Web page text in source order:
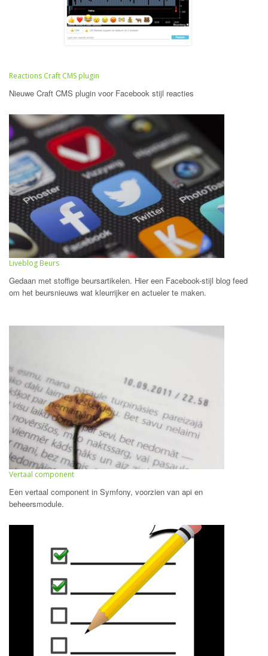
Reactions Craft CMS plugin
Nieuwe Craft CMS plugin voor Facebook stijl reacties
Liveblog Beurs
Gedaan met stoffige beursartikelen. Hier een Facebook-stijl blog feed
om het beursnieuws wat kleurrijker en actueler te maken.
Vertaal component
Een vertaal component in Symfony, voorzien van api en
beheersmodule.